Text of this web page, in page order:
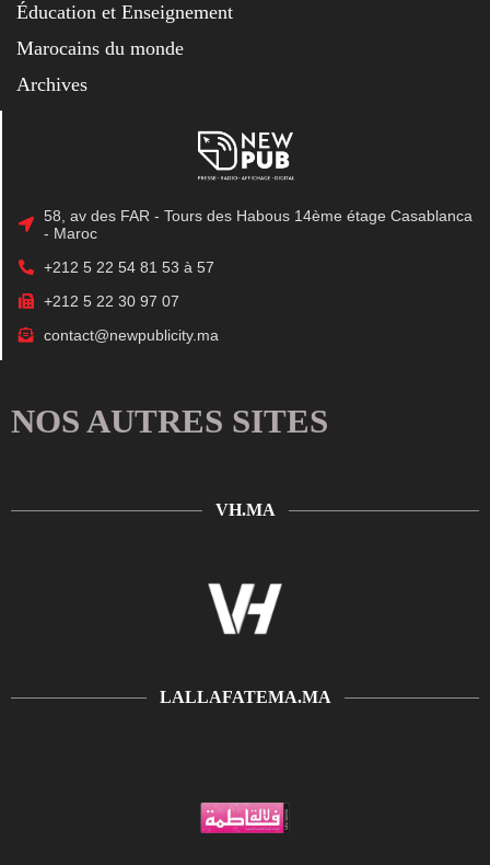
Éducation et Enseignement
Marocains du monde
Archives
58, av des FAR - Tours des Habous 14ème étage Casablanca
- Maroc
+212 5 22 54 81 53 à 57
+212 5 22 30 97 07
contact@newpublicity.ma
NOS AUTRES SITES
VH.MA
LALLAFATEMA.MA